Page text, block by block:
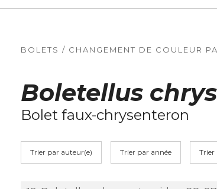
BOLETS / CHANGEMENT DE COULEUR
Boletellus
Bolet faux-chrysenteron
Trier par auteur(e) Trier par année Trier